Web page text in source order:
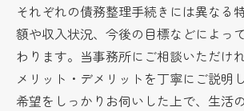
それぞれの債務整理手続きには異なる
額や収入状況、今後の目標などによっ
わります。当事務所にご相談いただけ
メリット・デメリットを丁寧にご説明
希望をしっかりお伺いした上で、生活